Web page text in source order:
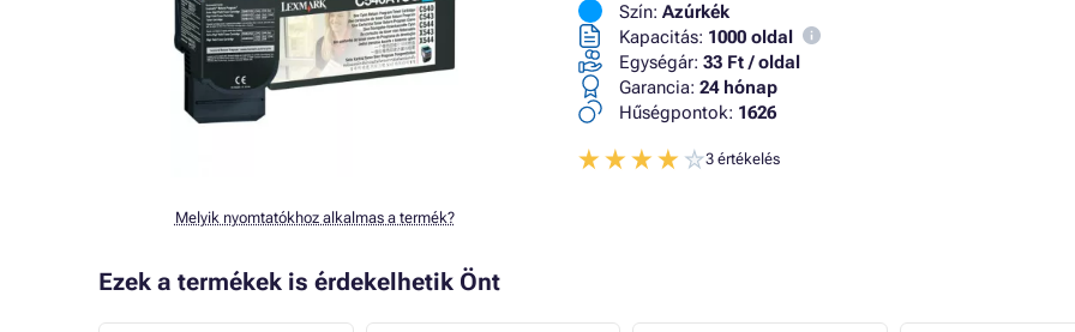
Melyik nyomtatókhoz alkalmas a termék?
Szín: Azúrkék
Kapacitás: 1000 oldal
Egységár: 33 Ft / oldal
Garancia: 24 hónap
Hűségpontok: 1626
3 értékelés
Ezek a termékek is érdekelhetik Önt